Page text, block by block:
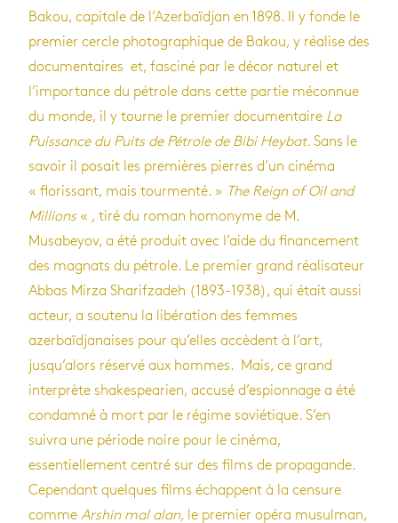
Bakou, capitale de l’Azerbaïdjan en 1898. Il y fonde le
premier cercle photographique de Bakou, y réalise des
documentaires et, fasciné par le décor naturel et
l’importance du pétrole dans cette partie méconnue
du monde, il y tourne le premier documentaire La
Puis­sance du Puits de Pé­trole de Bibi Hey­bat. Sans le
savoir il posait les premières pierres d’un cinéma
« florissant, mais tourmenté. » The Reign of Oil and
Millions« , tiré du roman homonyme de M.
Musabeyov, a été produit avec l’aide du financement
des magnats du pétrole. Le premier grand réalisateur
Abbas Mirza Sharifzadeh (1893-1938), qui était aussi
acteur, a soutenu la libération des femmes
azerbaïdjanaises pour qu’elles accèdent à l’art,
jusqu’alors réservé aux hommes. Mais, ce grand
interprète shakespearien, accusé d’espionnage a été
condamné à mort par le régime soviétique. S’en
suivra une période noire pour le cinéma,
essentiellement centré sur des films de propagande.
Cependant quelques films échappent à la censure
comme Ar­shin mal alan, le premier opéra musulman,